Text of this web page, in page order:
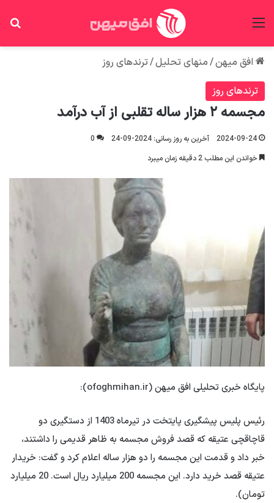
افق میهن/منهای تحلیل/ترندهای روز
ترندهای روز
مجسمه ۲ هزار ساله تقلبی از آب درآمد
2024-09-24 آخرین به روز رسانی: 2024-09-24
0
خواندن این مطلب 2 دقیقه زمان میبرد
پایگاه خبری تحلیلی افق میهن (ofoghmihan.ir):
رئیس پلیس پیشگیری پایتخت در تیرماه 1403 از دستگیری دو
قاچاقچی عتیقه که قصد فروش مجسمه به ظاهر قدیمی را داشتند،
خبر داد و قدمت این مجسمه را دو هزار ساله اعلام کرد و گفت: خریدار
عتیقه قصد خرید دارد. این مجسمه 200 میلیارد ریال است. 20 میلیارد
تومان).